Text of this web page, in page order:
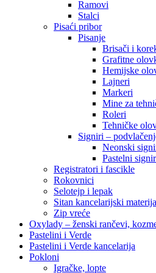
Ramovi
Stalci
Pisaći pribor
Pisanje
Brisači i
Grafitne
Hemijske
Lajneri
Markeri
Mine za
Roleri
Tehničke
Signiri –
Neonski
Pastelni
Registratori i fascikle
Rokovnici
Selotejp i lepak
Sitan kancelarijski
Zip vreće
Oxylady – ženski rančevi,
Pastelini i Verde
Pastelini i Verde kancelarija
Pokloni
Igračke, lopte